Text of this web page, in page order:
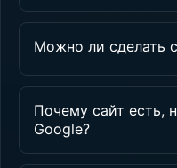
Можно ли сделать
Почему сайт есть,
Google?